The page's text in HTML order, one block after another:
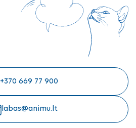
+370 669 77 900
labas@animu.lt